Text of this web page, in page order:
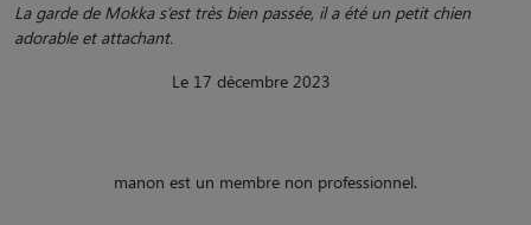
La garde de Mokka s’est très bien passée, il a été un petit chien
adorable et attachant.
Le 17 décembre 2023
manon est un membre non professionnel.